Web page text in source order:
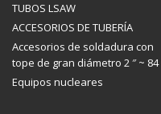
TUBOS LSAW
ACCESORIOS DE TUBERÍA
Accesorios de soldadura con
tope de gran diámetro 2 ″ ~ 84
Equipos nucleares